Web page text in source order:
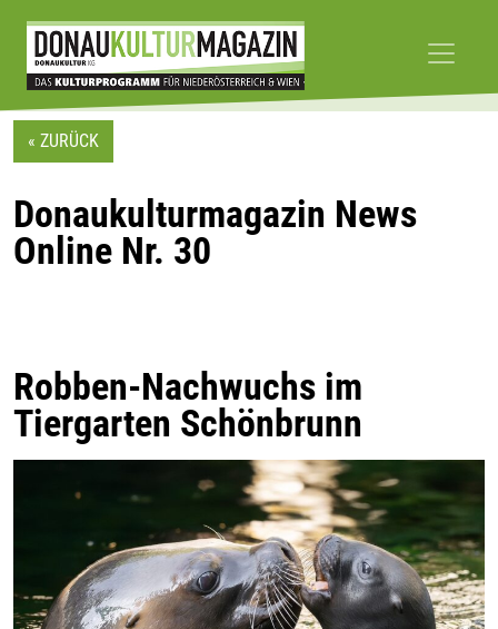
Skip
to
content« ZURÜCK
Donaukulturmagazin News
Online Nr. 30
Robben-Nachwuchs im
Tiergarten Schönbrunn